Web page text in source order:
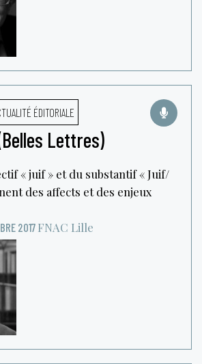
ÉDITORIALE
Lettres)
« juif » et du substantif « Juif/
des affects et des enjeux
2017 FNAC Lille